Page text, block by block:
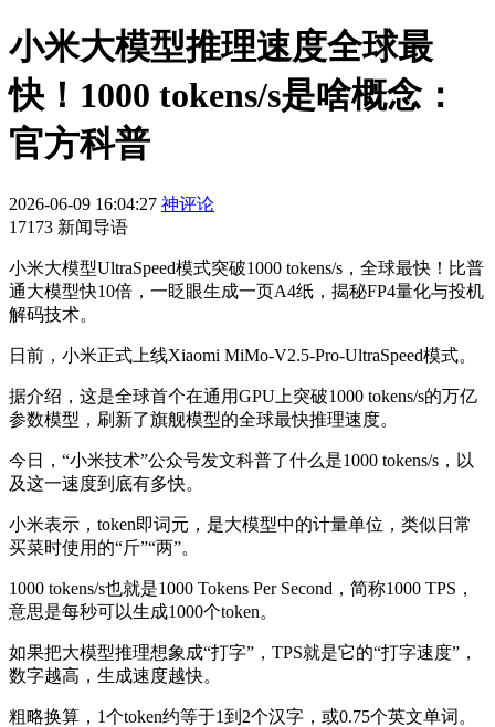
小米大模型推理速度全球最
快！1000 tokens/s是啥概念：
官方科普
2026-06-09 16:04:27 神评论
17173 新闻导语
小米大模型UltraSpeed模式突破1000 tokens/s，全球最快！比普
通大模型快10倍，一眨眼生成一页A4纸，揭秘FP4量化与投机
解码技术。
日前，小米正式上线Xiaomi MiMo-V2.5-Pro-UltraSpeed模式。
据介绍，这是全球首个在通用GPU上突破1000 tokens/s的万亿
参数模型，刷新了旗舰模型的全球最快推理速度。
今日，“小米技术”公众号发文科普了什么是1000 tokens/s，以
及这一速度到底有多快。
小米表示，token即词元，是大模型中的计量单位，类似日常
买菜时使用的“斤”“两”。
1000 tokens/s也就是1000 Tokens Per Second，简称1000 TPS，
意思是每秒可以生成1000个token。
如果把大模型推理想象成“打字”，TPS就是它的“打字速度”，
数字越高，生成速度越快。
粗略换算，1个token约等于1到2个汉字，或0.75个英文单词。